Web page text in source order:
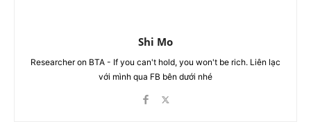
Shi Mo
Researcher on BTA - If you can't hold, you won't be rich. Liên lạc
với mình qua FB bên dưới nhé